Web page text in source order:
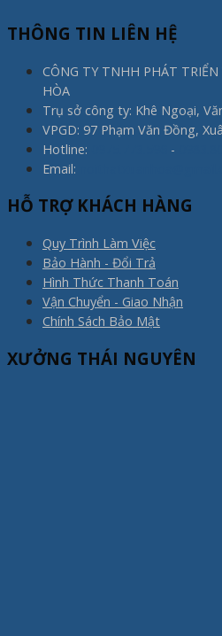
THÔNG TIN LIÊN HỆ
CÔNG TY TNHH PHÁT
HÒA
Trụ sở công ty: Khê Ngoại,
VPGD: 97 Phạm Văn Đồng,
Hotline:
-
Email:
HỖ TRỢ KHÁCH HÀNG
Quy Trình Làm Việc
Bảo Hành - Đổi Trả
Hình Thức Thanh Toán
Vận Chuyển - Giao Nhận
Chính Sách Bảo Mật
XƯỞNG THÁI NGUYÊN